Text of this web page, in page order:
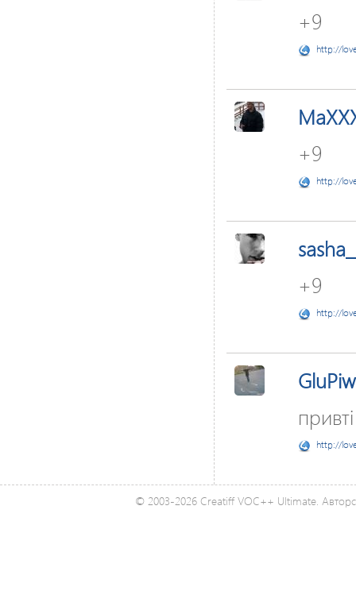
+9
http://
+9
http://
+9
http://
http://
© 2003-2026 Creatiff VOC++ Ultimate.